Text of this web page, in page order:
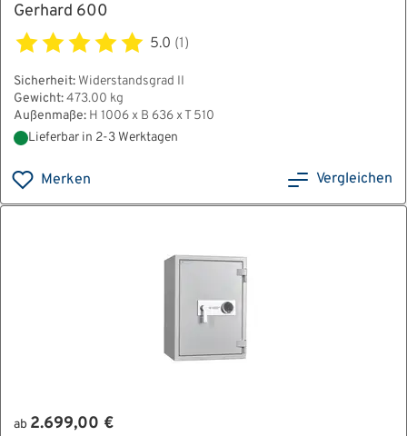
Gerhard 600
5.0 (1)
Sicherheit: Widerstandsgrad II
Gewicht:473.00 kg
Außenmaße: H 1006 x B 636 x T 510
Lieferbar in 2-3 Werktagen
Merken Vergleichen
ab 2.699,00 €